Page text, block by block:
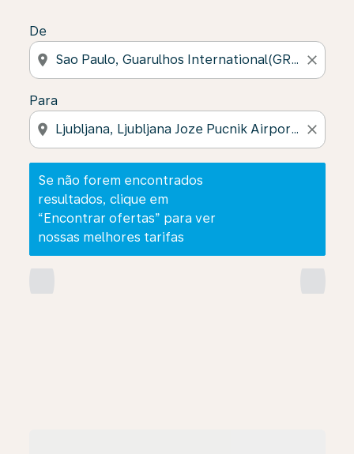
De
location_on close
Para
location_on close
Se não forem encontrados
resultados, clique em
“Encontrar ofertas” para ver
nossas melhores tarifas